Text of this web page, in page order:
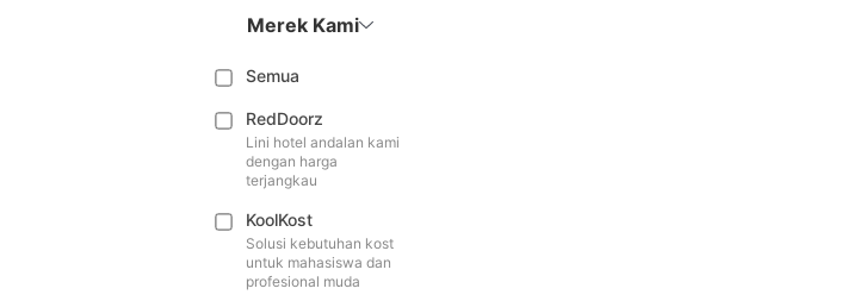
Merek Kami
Semua
RedDoorz
Lini hotel andalan kami
dengan harga
terjangkau
KoolKost
Solusi kebutuhan kost
untuk mahasiswa dan
profesional muda